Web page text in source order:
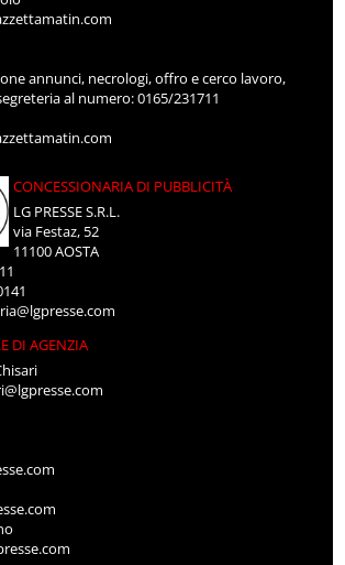
annunci, necrologi, offro e cerco lavoro,
al numero: 0165/231711
CONCESSIONARIA DI PUBBLICITÀ
LG PRESSE S.R.L.
via Festaz, 52
11100 AOSTA
DI AGENZIA